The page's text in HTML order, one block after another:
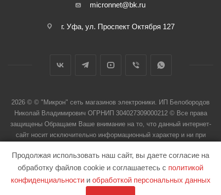
micronnet@bk.ru
г. Уфа, ул. Проспект Октября 127
2026 © © "Микрон" сеть магазинов электроники. ИП Белобородов
Николай Владимирович ОГРНИП 304027309000212 © Все права
защищены Обращаем Ваше внимание на то, что данный интернет-
сайт носит исключительно информационный характер и ни при
Продолжая использовать наш сайт, вы даете согласие на
обработку файлов cookie и соглашаетесь с политикой
конфиденциальностии обработкой персональных данных